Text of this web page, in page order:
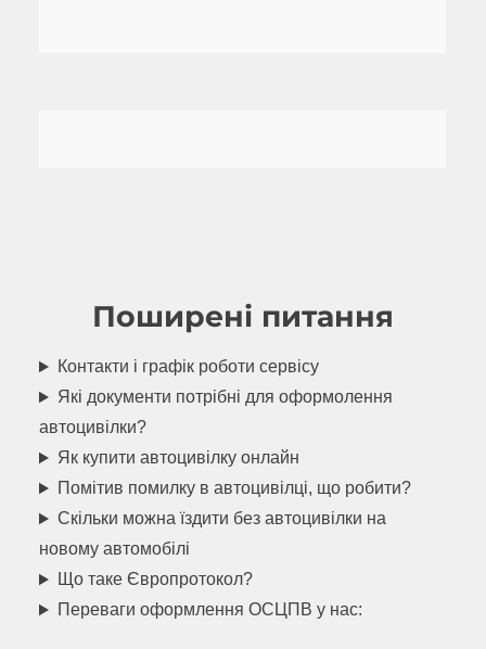
Поширені питання
Контакти і графік роботи сервісу
Які документи потрібні для оформолення
автоцивілки?
Як купити автоцивілку онлайн
Помітив помилку в автоцивілці, що робити?
Скільки можна їздити без автоцивілки на
новому автомобілі
Що таке Європротокол?
Переваги оформлення ОСЦПВ у нас: